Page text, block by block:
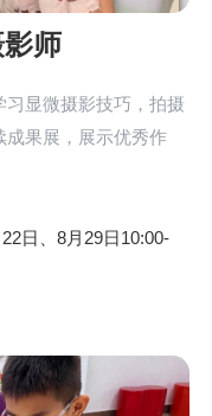
师
显微摄影技巧，拍摄
成果展，展示优秀作
日、8月29日10:00-